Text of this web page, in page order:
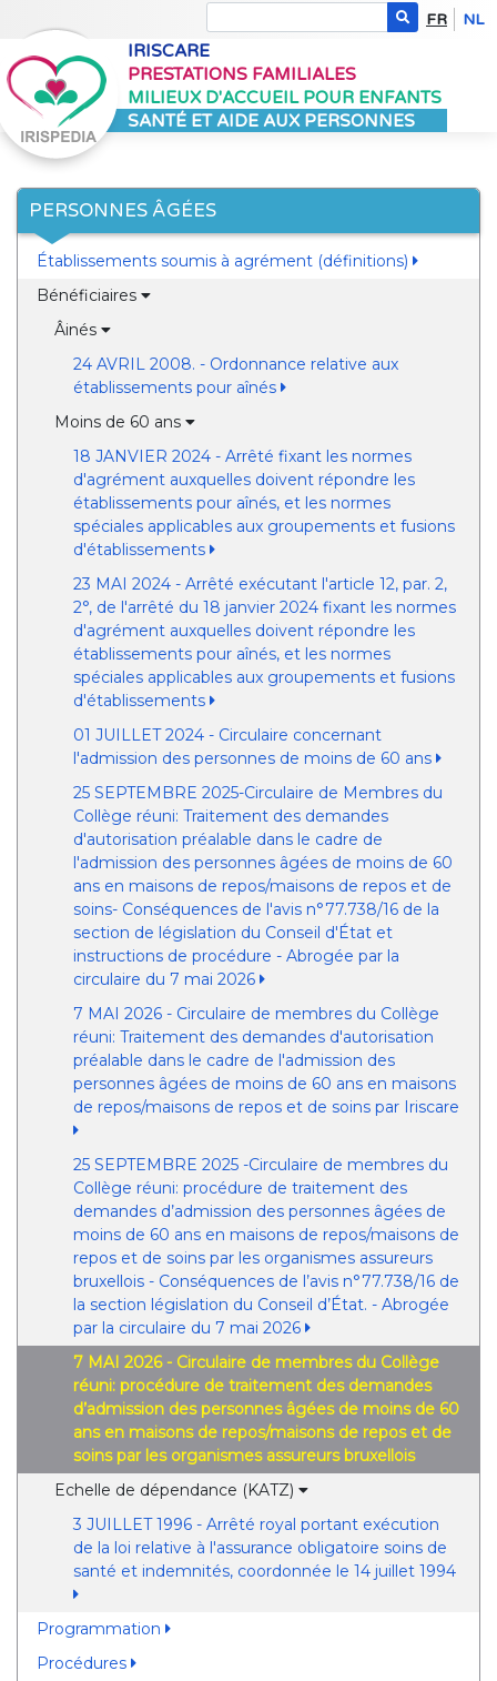
FR NL
IRISCARE
PRESTATIONS FAMILIALES
MILIEUX D'ACCUEIL POUR ENFANTS
SANTÉ ET AIDE AUX PERSONNES
PERSONNES ÂGÉES
Établissements soumis à agrément (définitions)
Bénéficiaires
Âinés
24 AVRIL 2008. - Ordonnance relative aux
établissements pour aînés
Moins de 60 ans
18 JANVIER 2024 - Arrêté fixant les normes
d'agrément auxquelles doivent répondre les
établissements pour aînés, et les normes
spéciales applicables aux groupements et fusions
d'établissements
23 MAI 2024 - Arrêté exécutant l'article 12, par. 2,
2°, de l'arrêté du 18 janvier 2024 fixant les normes
d'agrément auxquelles doivent répondre les
établissements pour aînés, et les normes
spéciales applicables aux groupements et fusions
d'établissements
01 JUILLET 2024 - Circulaire concernant
l'admission des personnes de moins de 60 ans
25 SEPTEMBRE 2025-Circulaire de Membres du
Collège réuni: Traitement des demandes
d'autorisation préalable dans le cadre de
l'admission des personnes âgées de moins de 60
ans en maisons de repos/maisons de repos et de
soins- Conséquences de l'avis n°77.738/16 de la
section de législation du Conseil d'État et
instructions de procédure - Abrogée par la
circulaire du 7 mai 2026
7 MAI 2026 - Circulaire de membres du Collège
réuni: Traitement des demandes d'autorisation
préalable dans le cadre de l'admission des
personnes âgées de moins de 60 ans en maisons
de repos/maisons de repos et de soins par Iriscare
25 SEPTEMBRE 2025 -Circulaire de membres du
Collège réuni: procédure de traitement des
demandes d’admission des personnes âgées de
moins de 60 ans en maisons de repos/maisons de
repos et de soins par les organismes assureurs
bruxellois - Conséquences de l’avis n°77.738/16 de
la section législation du Conseil d’État. - Abrogée
par la circulaire du 7 mai 2026
7 MAI 2026 - Circulaire de membres du Collège
réuni: procédure de traitement des demandes
d’admission des personnes âgées de moins de 60
ans en maisons de repos/maisons de repos et de
soins par les organismes assureurs bruxellois
Echelle de dépendance (KATZ)
3 JUILLET 1996 - Arrêté royal portant exécution
de la loi relative à l'assurance obligatoire soins de
santé et indemnités, coordonnée le 14 juillet 1994
Programmation
Procédures